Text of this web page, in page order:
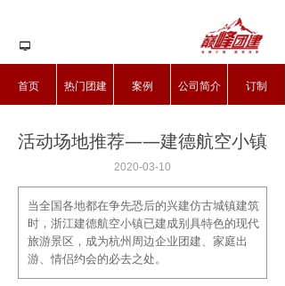
首页 热门团建 案例 公司简介 订制
넡
活动场地推荐——建德航空小镇
2020-03-10
当全国各地都在争先恐后的兴建仿古城镇建筑
时，浙江建德航空小镇已建成别具特色的现代
旅游景区，成为杭州周边企业团建、家庭出
游、情侣约会的必去之处。